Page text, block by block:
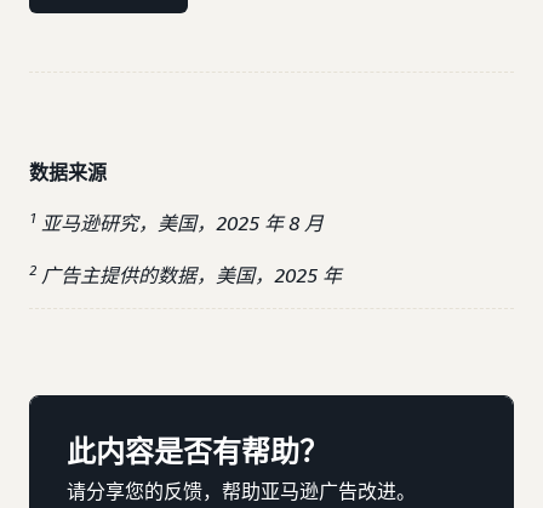
数据来源
1 亚马逊研究，美国，2025 年 8 月
2 广告主提供的数据，美国，2025 年
此内容是否有帮助？
请分享您的反馈，帮助亚马逊广告改进。